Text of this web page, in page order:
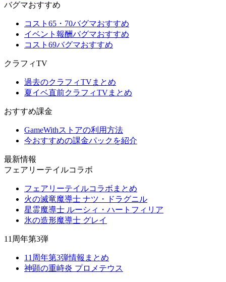
バグマおすすめ
コスト65・70バグマおすすめ
イベント報酬バグマおすすめ
コスト69バグマおすすめ
クラフィTV
過去のクラフィTVまとめ
夏イベ直前クラフィTVまとめ
おすすめ課金
GameWithストアの利用方法
今おすすめの課金パックを紹介
最新情報
フェアリーテイルコラボ
フェアリーテイルコラボまとめ
火の滅竜魔導士 ナツ・ドラグニル
星霊魔導士 ルーシィ・ハートフィリア
氷の造形魔導士 グレイ
11周年第3弾
11周年第3弾情報まとめ
神顕の重峙炎 プロメテウス